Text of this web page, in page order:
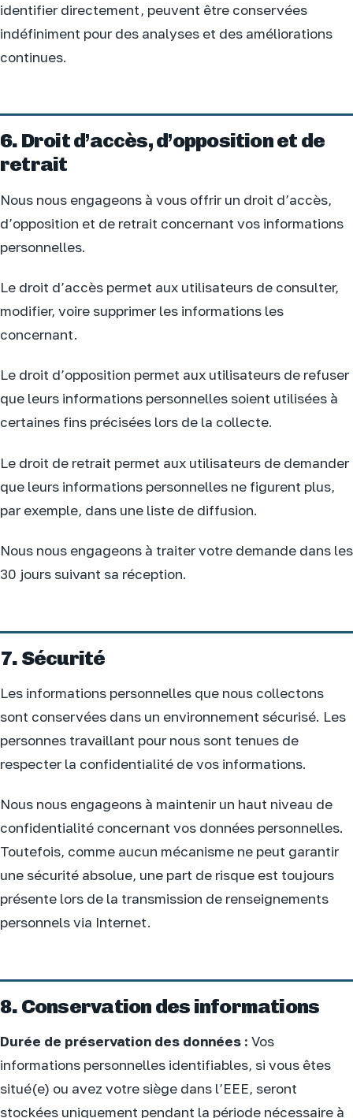
identifier directement, peuvent être conservées
indéfiniment pour des analyses et des améliorations
continues.
6. Droit d’accès, d’opposition et de
retrait
Nous nous engageons à vous offrir un droit d’accès,
d’opposition et de retrait concernant vos informations
personnelles.
Le droit d’accès permet aux utilisateurs de consulter,
modifier, voire supprimer les informations les
concernant.
Le droit d’opposition permet aux utilisateurs de refuser
que leurs informations personnelles soient utilisées à
certaines fins précisées lors de la collecte.
Le droit de retrait permet aux utilisateurs de demander
que leurs informations personnelles ne figurent plus,
par exemple, dans une liste de diffusion.
Nous nous engageons à traiter votre demande dans les
30 jours suivant sa réception.
7. Sécurité
Les informations personnelles que nous collectons
sont conservées dans un environnement sécurisé. Les
personnes travaillant pour nous sont tenues de
respecter la confidentialité de vos informations.
Nous nous engageons à maintenir un haut niveau de
confidentialité concernant vos données personnelles.
Toutefois, comme aucun mécanisme ne peut garantir
une sécurité absolue, une part de risque est toujours
présente lors de la transmission de renseignements
personnels via Internet.
8. Conservation des informations
Durée de préservation des données : Vos
informations personnelles identifiables, si vous êtes
situé(e) ou avez votre siège dans l’EEE, seront
stockées uniquement pendant la période nécessaire à